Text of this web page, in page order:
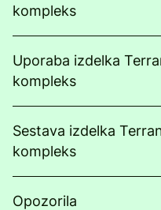
kompleks
Uporaba izdelka
kompleks
Sestava izdelka
kompleks
Opozorila